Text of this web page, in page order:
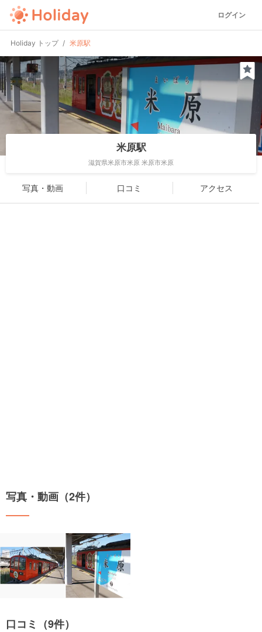
ログイン
Holiday トップ 米原駅
米原駅
滋賀県米原市米原 米原市米原
写真・動画 口コミ アクセス
写真・動画（2件）
口コミ（9件）